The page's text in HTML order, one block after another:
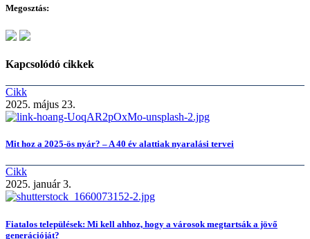
Megosztás:
Kapcsolódó cikkek
Cikk
2025. május 23.
Mit hoz a 2025-ös nyár? – A 40 év alattiak nyaralási tervei
Cikk
2025. január 3.
Fiatalos települések: Mi kell ahhoz, hogy a városok megtartsák a jövő
generációját?